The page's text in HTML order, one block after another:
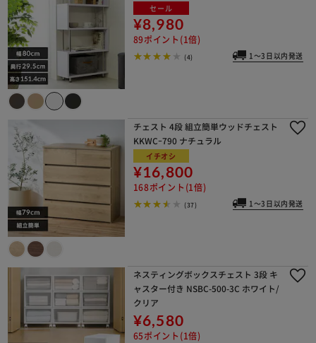
セール
¥8,980
89ポイント(1倍)
(4) 1～3日以内発送
チェスト 4段 組立簡単ウッドチェスト
KKWCｰ790 ナチュラル
イチオシ
¥16,800
168ポイント(1倍)
(37) 1～3日以内発送
ネスティングボックスチェスト 3段 キ
ャスター付き NSBC-500-3C ホワイト/
クリア
¥6,580
65ポイント(1倍)